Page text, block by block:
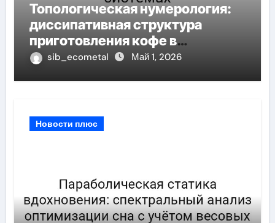
Топологическая нумерология:
диссипативная структура
приготовления кофе в
открытых системах
sib_ecometal Май 1, 2026
Новости плюс